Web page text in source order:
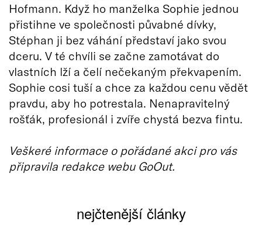
Hofmann. Když ho manželka Sophie jednou
přistihne ve společnosti půvabné dívky,
Stéphan ji bez váhání představí jako svou
dceru. V té chvíli se začne zamotávat do
vlastních lží a čelí nečekaným překvapením.
Sophie cosi tuší a chce za každou cenu vědět
pravdu, aby ho potrestala. Nenapravitelný
rošťák, profesionál i zvíře chystá bezva fintu.
Veškeré informace o pořádané akci pro vás
připravila redakce webu GoOut.
nejčtenější články